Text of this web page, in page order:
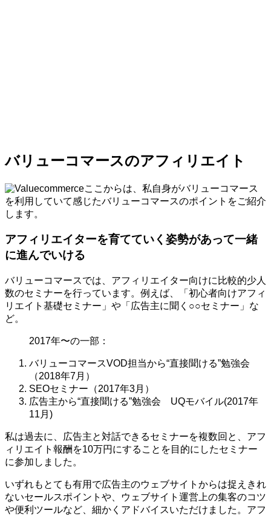
バリューコマースのアフィリエイト
ここからは、私自身がバリューコマース
を利用していて感じたバリューコマースのポイントをご紹介
します。
アフィリエイターを育てていく姿勢があって一緒
に進んでいける
バリューコマースでは、アフィリエイター向けに比較的少人
数のセミナーを行っています。例えば、「初心者向けアフィ
リエイト基礎セミナー」や「広告主に聞く○○セミナー」な
ど。
2017年〜の一部：
バリューコマースVOD担当から“直接聞ける”勉強会
（2018年7月）
SEOセミナー（2017年3月）
広告主から“直接聞ける”勉強会 UQモバイル(2017年
11月)
私は過去に、広告主と対話できるセミナーを複数回と、アフ
ィリエイト報酬を10万円にすることを目的にしたセミナー
に参加しました。
いずれもとても有用で広告主のウェブサイトからは捉えきれ
ないセールスポイントや、ウェブサイト運営上の集客のコツ
や便利ツールなど、細かくアドバイスいただけました。アフ